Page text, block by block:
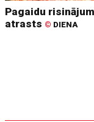
Pagaidu
atrasts © DIENA